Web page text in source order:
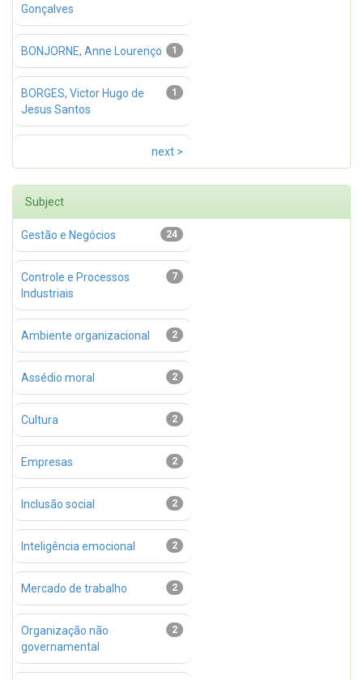
Gonçalves
1
BONJORNE, Anne Lourenço
1
BORGES, Victor Hugo de
Jesus Santos
next >
Subject
24
Gestão e Negócios
7
Controle e Processos
Industriais
2
Ambiente organizacional
2
Assédio moral
2
Cultura
2
Empresas
2
Inclusão social
2
Inteligência emocional
2
Mercado de trabalho
2
Organização não
governamental